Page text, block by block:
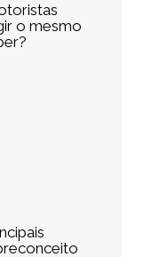
o mesmo